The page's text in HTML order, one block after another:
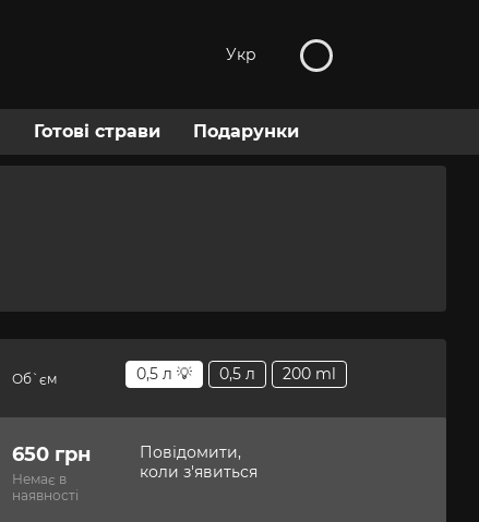
Укр
Готові страви Подарунки
Об`єм 0,5 л 💡 0,5 л 200 ml
650 грн
Немає в
наявності
Повідомити,
коли з'явиться